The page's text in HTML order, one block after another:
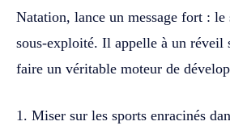
Natation, lance un message fort :
sous-exploité. Il appelle à un réveil
faire un véritable moteur de
1. Miser sur les sports enracinés